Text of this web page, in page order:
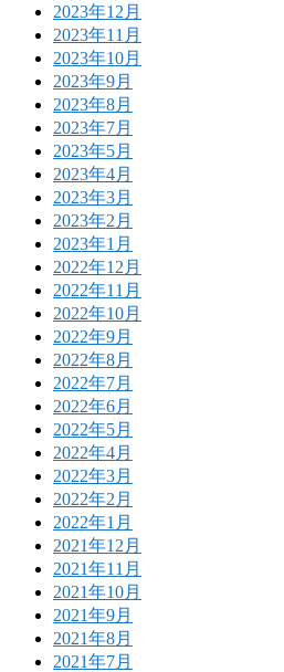
2023年12月
2023年11月
2023年10月
2023年9月
2023年8月
2023年7月
2023年5月
2023年4月
2023年3月
2023年2月
2023年1月
2022年12月
2022年11月
2022年10月
2022年9月
2022年8月
2022年7月
2022年6月
2022年5月
2022年4月
2022年3月
2022年2月
2022年1月
2021年12月
2021年11月
2021年10月
2021年9月
2021年8月
2021年7月